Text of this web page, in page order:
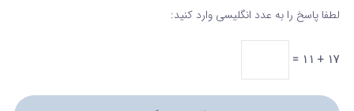
لطفا پاسخ را به عدد انگلیسی وارد کنید:
17 + 11 =